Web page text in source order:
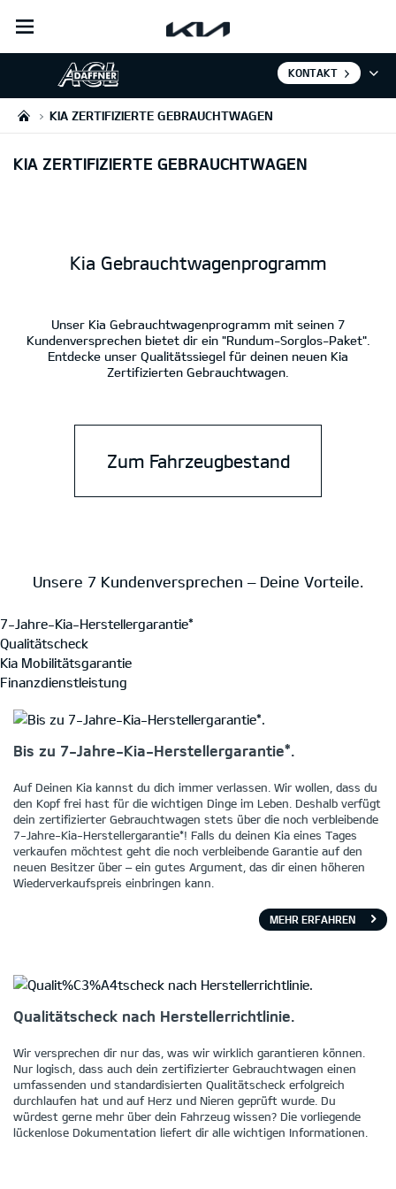
open
menu
KONTAKT
KIA ZERTIFIZIERTE GEBRAUCHTWAGEN
KIA ZERTIFIZIERTE GEBRAUCHTWAGEN
Kia Gebrauchtwagenprogramm
Unser Kia Gebrauchtwagenprogramm mit seinen 7
Kundenversprechen bietet dir ein "Rundum-Sorglos-Paket".
Entdecke unser Qualitätssiegel für deinen neuen Kia
Zertifizierten Gebrauchtwagen.
Zum Fahrzeugbestand
Unsere 7 Kundenversprechen – Deine Vorteile.
7-Jahre-Kia-Herstellergarantie*
Qualitätscheck
Kia Mobilitätsgarantie
Finanzdienstleistung
Bis zu 7-Jahre-Kia-Herstellergarantie*.
Auf Deinen Kia kannst du dich immer verlassen. Wir wollen, dass du
den Kopf frei hast für die wichtigen Dinge im Leben. Deshalb verfügt
dein zertifizierter Gebrauchtwagen stets über die noch verbleibende
7-Jahre-Kia-Herstellergarantie*! Falls du deinen Kia eines Tages
verkaufen möchtest geht die noch verbleibende Garantie auf den
neuen Besitzer über – ein gutes Argument, das dir einen höheren
Wiederverkaufspreis einbringen kann.
MEHR ERFAHREN
Qualitätscheck nach Herstellerrichtlinie.
Wir versprechen dir nur das, was wir wirklich garantieren können.
Nur logisch, dass auch dein zertifizierter Gebrauchtwagen einen
umfassenden und standardisierten Qualitätscheck erfolgreich
durchlaufen hat und auf Herz und Nieren geprüft wurde. Du
würdest gerne mehr über dein Fahrzeug wissen? Die vorliegende
lückenlose Dokumentation liefert dir alle wichtigen Informationen.